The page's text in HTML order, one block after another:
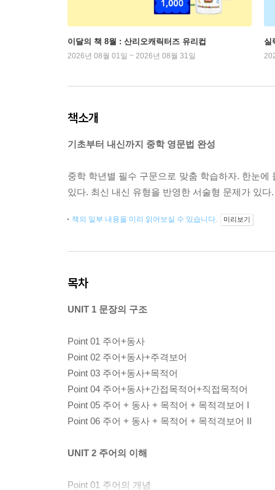
이달의 책 8월 : 산리오캐릭터즈 유리컵
2026년 08월 01일 ~ 2026년 08월 31일
실
책소개
기초부터 내신까지 중학 영문법 완성
중학 학년별 필수 구문으로 맞춤 학습하자. 한눈
있다. 최신 내신 유형을 반영한 서술형 문제가 있다.
책의 일부 내용을 미리 읽어보실 수 있습니다. 미리보기
목차
UNIT 1 문장의 구조
Point 01 주어+동사
Point 02 주어+동사+주격보어
Point 03 주어+동사+목적어
Point 04 주어+동사+간접목적어+직접목적어
Point 05 주어 + 동사 + 목적어 + 목적격보어 I
Point 06 주어 + 동사 + 목적어 + 목적격보어 II
UNIT 2 주어의 이해
Point 01 주어의 개념